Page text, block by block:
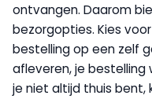
ontvangen. Daarom
bezorgopties. Kies voor
bestelling op een zelf
afleveren, je bestelling
je niet altijd thuis bent,